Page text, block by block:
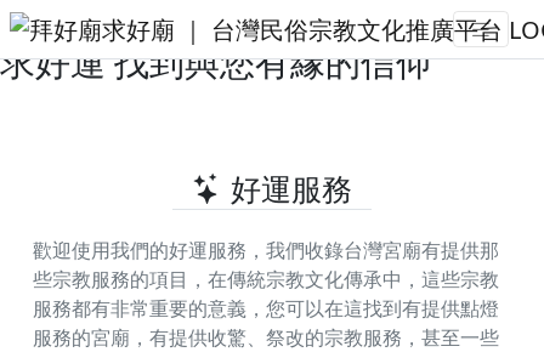
宜蘭縣提供財神燈的好廟 | 拜好廟‧
求好運 找到與您有緣的信仰
好運服務
歡迎使用我們的好運服務，我們收錄台灣宮廟有提供那
些宗教服務的項目，在傳統宗教文化傳承中，這些宗教
服務都有非常重要的意義，您可以在這找到有提供點燈
服務的宮廟，有提供收驚、祭改的宗教服務，甚至一些